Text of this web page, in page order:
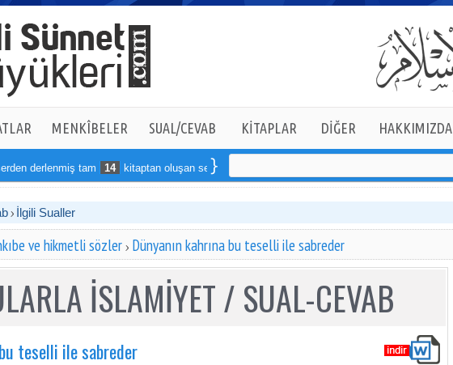
MENKÎBELER SUAL/CEVAB KİTAPLAR DİĞER HAKKIMIZDA
derlenmiş tam 14 kitaptan oluşan seti online sipariş verebilirsiniz
İlgili Sualler
ve hikmetli sözler Dünyanın kahrına bu teselli ile sabreder
İSLAMİYET / SUAL-CEVAB
bu teselli ile sabreder